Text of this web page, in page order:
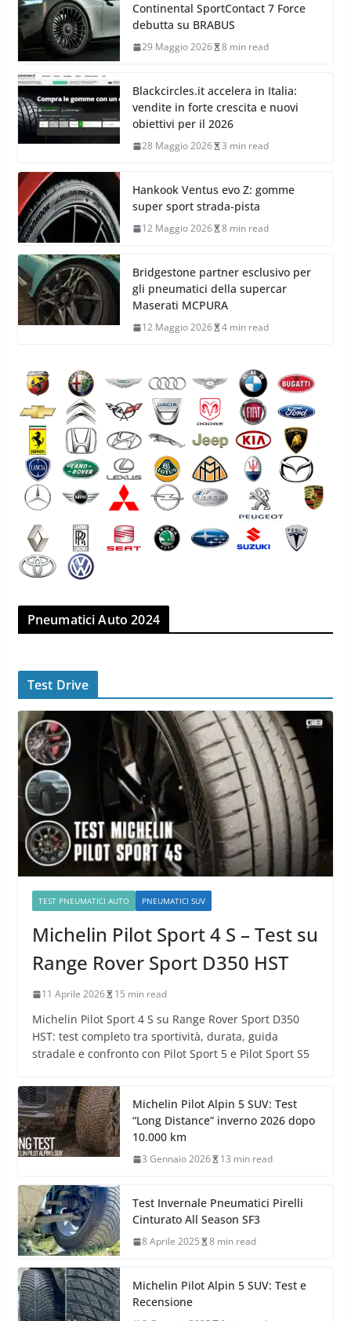
Continental SportContact 7 Force
debutta su BRABUS
29 Maggio 2026 8 min read
Blackcircles.it accelera in Italia:
vendite in forte crescita e nuovi
obiettivi per il 2026
28 Maggio 2026 3 min read
Hankook Ventus evo Z: gomme
super sport strada-pista
12 Maggio 2026 8 min read
Bridgestone partner esclusivo per
gli pneumatici della supercar
Maserati MCPURA
12 Maggio 2026 4 min read
Pneumatici Auto 2024
Test Drive
TEST PNEUMATICI AUTO PNEUMATICI SUV
Michelin Pilot Sport 4 S – Test su
Range Rover Sport D350 HST
11 Aprile 2026 15 min read
Michelin Pilot Sport 4 S su Range Rover Sport D350
HST: test completo tra sportività, durata, guida
stradale e confronto con Pilot Sport 5 e Pilot Sport S5
Michelin Pilot Alpin 5 SUV: Test
“Long Distance” inverno 2026 dopo
10.000 km
3 Gennaio 2026 13 min read
Test Invernale Pneumatici Pirelli
Cinturato All Season SF3
8 Aprile 2025 8 min read
Michelin Pilot Alpin 5 SUV: Test e
Recensione